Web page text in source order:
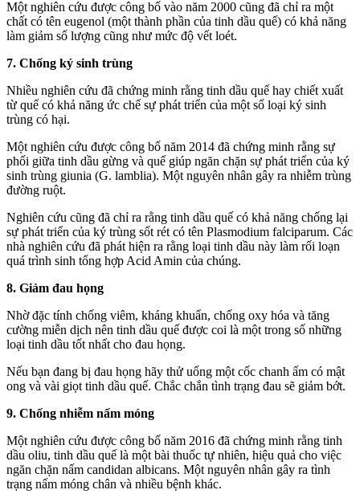
Một nghiên cứu được công bố vào năm 2000 cũng đã chỉ ra một
chất có tên eugenol (một thành phần của tinh dầu quế) có khả năng
làm giảm số lượng cũng như mức độ vết loét.
7. Chống ký sinh trùng
Nhiều nghiên cứu đã chứng minh rằng tinh dầu quế hay chiết xuất
từ quế có khả năng ức chế sự phát triển của một số loại ký sinh
trùng có hại.
Một nghiên cứu được công bố năm 2014 đã chứng minh rằng sự
phối giữa tinh dầu gừng và quế giúp ngăn chặn sự phát triển của ký
sinh trùng giunia (G. lamblia). Một nguyên nhân gây ra nhiễm trùng
đường ruột.
Nghiên cứu cũng đã chỉ ra rằng tinh dầu quế có khả năng chống lại
sự phát triển của ký trùng sốt rét có tên Plasmodium falciparum. Các
nhà nghiên cứu đã phát hiện ra rằng loại tinh dầu này làm rối loạn
quá trình sinh tổng hợp Acid Amin của chúng.
8. Giảm đau họng
Nhờ đặc tính chống viêm, kháng khuẩn, chống oxy hóa và tăng
cường miễn dịch nên tinh dầu quế được coi là một trong số những
loại tinh dầu tốt nhất cho đau họng.
Nếu bạn đang bị đau họng hãy thử uống một cốc chanh ấm có mật
ong và vài giọt tinh dầu quế. Chắc chắn tình trạng đau sẽ giảm bớt.
9. Chống nhiễm nấm móng
Một nghiên cứu được công bố năm 2016 đã chứng minh rằng tinh
dầu oliu, tinh dầu quế là một bài thuốc tự nhiên, hiệu quả cho việc
ngăn chặn nấm candidan albicans. Một nguyên nhân gây ra tình
trạng nấm móng chân và nhiều bệnh khác.